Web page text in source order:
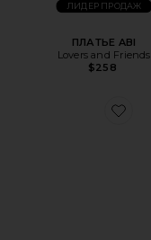
ЛИДЕР ПРОДАЖ
ПЛАТЬЕ ABI
Lovers and Friends
$258